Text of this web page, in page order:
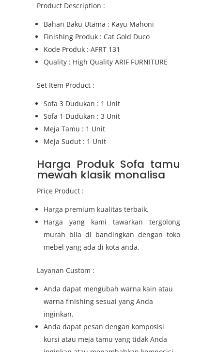
Product Description :
Bahan Baku Utama : Kayu Mahoni
Finishing Produk : Cat Gold Duco
Kode Produk : AFRT 131
Quality : High Quality ARIF FURNITURE
Set Item Product :
Sofa 3 Dudukan : 1 Unit
Sofa 1 Dudukan : 3 Unit
Meja Tamu : 1 Unit
Meja Sudut : 1 Unit
Harga Produk Sofa tamu
mewah klasik monalisa
Price Product :
Harga premium kualitas terbaik.
Harga yang kami tawarkan tergolong
murah bila di bandingkan dengan toko
mebel yang ada di kota anda.
Layanan Custom :
Anda dapat mengubah warna kain atau
warna finishing sesuai yang Anda
inginkan.
Anda dapat pesan dengan komposisi
kursi atau meja tamu yang tidak Anda